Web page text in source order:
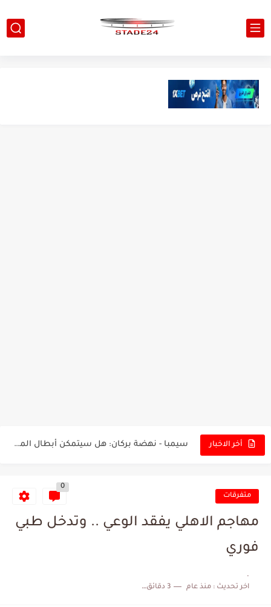
أخر الاخبار سيمبا - نهضة بركان: هل سيتمكن أبطال المغرب من الحفاظ...
البرنامج الكامل لنهائي البطولة بين الاتحاد المنستيري والنادي الإفريقي متفرقات
0
مهاجم الاهلي يفقد الوعي .. وتدخل طبي
فوري
.
اخر تحديث :منذ عام 3 دقائق للقراءة